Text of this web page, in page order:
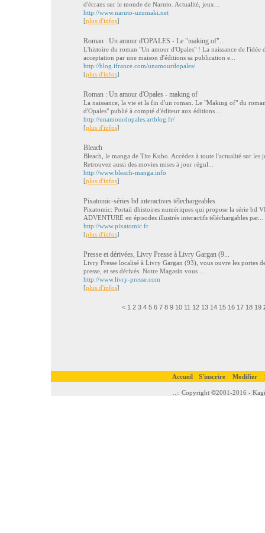
d'écrans sur le monde de Naruto. Actualité, jeux...
http://www.naruto-uzumaki.net
[plus d'infos]
Roman : Un amour d'OPALES - Le "making of"...
L'histoire du roman "Un amour d'Opales" ! La naissance de l'idée
acceptation par une maison d'éditions sa publication e...
http://blog.ifrance.com/unamourdopales/
[plus d'infos]
Roman : Un amour d'Opales - making of
La naissance, la vie et la fin d'un roman. Le "Making of" du
d'Opales" publié à compté d'éditeur aux éditions ...
http://unamourdopales.artblog.fr/
[plus d'infos]
Bleach
Bleach, le manga de Tite Kubo. Accèdez à toute l'actualité sur les
Retrouvez aussi des movies mises à jour régul...
http://www.bleach-manga.info
[plus d'infos]
Pixatomic-séries bd interactives télechargeables
Pixatomic: Portail dhistoires numériques qui propose la série bd
ADVENTURE en épisodes illustrés interactifs téléchargables par...
http://www.pixatomic.fr
[plus d'infos]
Presse et dérivées, Livry Presse à Livry Gargan (9...
Livry Presse localisé à Livry Gargan (93), vous ouvre les portes
presse, et ses dérivés. Notre Magasin vous ...
http://www.livry-presse.com
[plus d'infos]
< 1 2 3 4 5 6 7 8 9 10 11 12 13 14 15 16 17 18 19
Accueil S'inscrire Modifier
..:: Copyright ©2001-2016 -